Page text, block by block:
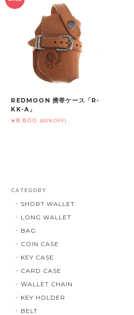
REDMOON 携帯ケース「R-
KK-A」
¥8,800
(60%OFF)
CATEGORY
SHORT WALLET
LONG WALLET
BAG
COIN CASE
KEY CASE
CARD CASE
WALLET CHAIN
KEY HOLDER
BELT